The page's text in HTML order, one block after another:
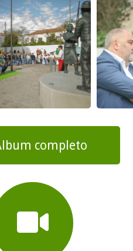
completo